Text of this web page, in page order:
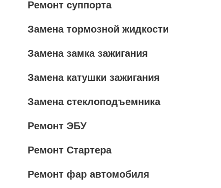
Ремонт суппорта
Замена тормозной жидкости
Замена замка зажигания
Замена катушки зажигания
Замена стеклоподъемника
Ремонт ЭБУ
Ремонт Стартера
Ремонт фар автомобиля